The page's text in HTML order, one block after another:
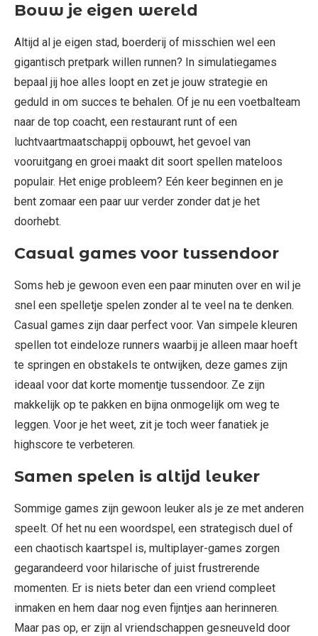
Bouw je eigen wereld
Altijd al je eigen stad, boerderij of misschien wel een
gigantisch pretpark willen runnen? In simulatiegames
bepaal jij hoe alles loopt en zet je jouw strategie en
geduld in om succes te behalen. Of je nu een voetbalteam
naar de top coacht, een restaurant runt of een
luchtvaartmaatschappij opbouwt, het gevoel van
vooruitgang en groei maakt dit soort spellen mateloos
populair. Het enige probleem? Eén keer beginnen en je
bent zomaar een paar uur verder zonder dat je het
doorhebt.
Casual games voor tussendoor
Soms heb je gewoon even een paar minuten over en wil je
snel een spelletje spelen zonder al te veel na te denken.
Casual games zijn daar perfect voor. Van simpele kleuren
spellen tot eindeloze runners waarbij je alleen maar hoeft
te springen en obstakels te ontwijken, deze games zijn
ideaal voor dat korte momentje tussendoor. Ze zijn
makkelijk op te pakken en bijna onmogelijk om weg te
leggen. Voor je het weet, zit je toch weer fanatiek je
highscore te verbeteren.
Samen spelen is altijd leuker
Sommige games zijn gewoon leuker als je ze met anderen
speelt. Of het nu een woordspel, een strategisch duel of
een chaotisch kaartspel is, multiplayer-games zorgen
gegarandeerd voor hilarische of juist frustrerende
momenten. Er is niets beter dan een vriend compleet
inmaken en hem daar nog even fijntjes aan herinneren.
Maar pas op, er zijn al vriendschappen gesneuveld door